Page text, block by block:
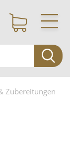
Zubereitungen